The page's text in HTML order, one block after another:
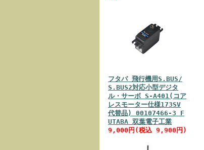
フタバ 飛行機用S.BUS/
S.BUS2対応小型デジタ
ル・サーボ S-A401(コア
レスモーター仕様173SV
代替品) 00107466-3 F
UTABA 双葉電子工業
9,000円(税込 9,900円)